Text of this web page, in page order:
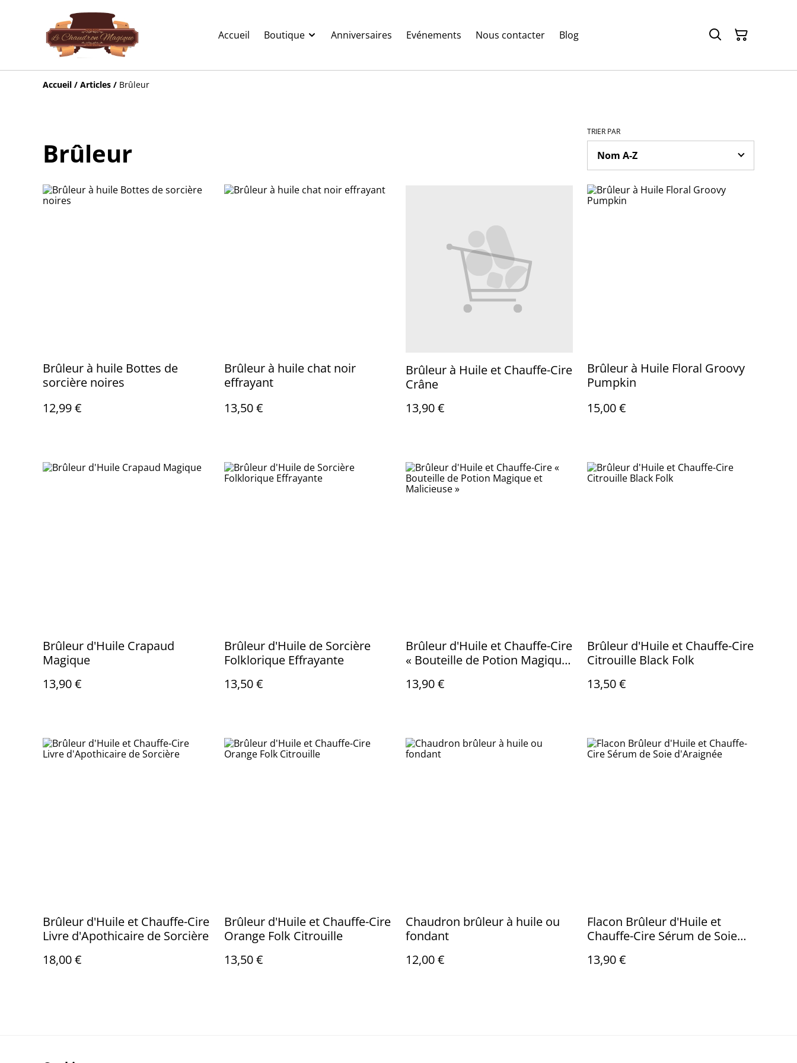
Accueil Boutique Anniversaires Evénements Nous contacter Blog
Accueil / Articles / Brûleur
Brûleur
TRIER PAR
Brûleur à huile Bottes de
sorcière noires
12,99 €
Brûleur à huile chat noir
effrayant
13,50 €
Brûleur à Huile et Chauffe-Cire
Crâne
13,90 €
Brûleur à Huile Floral Groovy
Pumpkin
15,00 €
Brûleur d'Huile Crapaud
Magique
13,90 €
Brûleur d'Huile de Sorcière
Folklorique Effrayante
13,50 €
Brûleur d'Huile et Chauffe-Cire
« Bouteille de Potion Magique
13,90 €
Brûleur d'Huile et Chauffe-Cire
Citrouille Black Folk
13,50 €
Brûleur d'Huile et Chauffe-Cire
Livre d'Apothicaire de Sorcière
18,00 €
Brûleur d'Huile et Chauffe-Cire
Orange Folk Citrouille
13,50 €
Chaudron brûleur à huile ou
fondant
12,00 €
Flacon Brûleur d'Huile et
Chauffe-Cire Sérum de Soie
13,90 €